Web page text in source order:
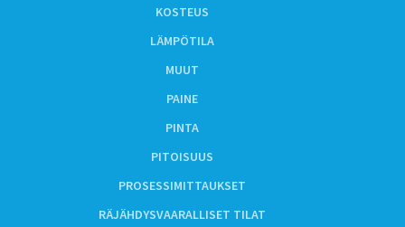
KOSTEUS
LÄMPÖTILA
MUUT
PAINE
PINTA
PITOISUUS
PROSESSIMITTAUKSET
RÄJÄHDYSVAARALLISET TILAT